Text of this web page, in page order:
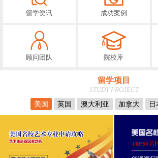
留学资讯 成功案例
顾问团队 院校库
留学项目
STUDY PROJECT
美国
英国 澳大利亚 加拿大 日